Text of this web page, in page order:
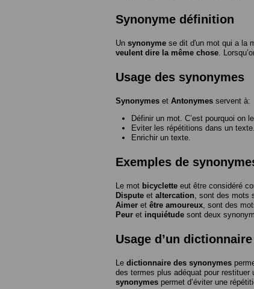
Synonyme définition
Un synonyme se dit d'un mot qui a la
veulent dire la même chose .
Usage des synonymes
Synonymes et Antonymes servent à:
Définir un mot. C’est pourquoi on
Eviter les répétitions dans un texte.
Enrichir un texte.
Exemples de
Le mot bicyclette eut être considéré
Dispute et altercation , sont des mots
Aimer et être amoureux , sont des
Peur et inquiétude sont deux
Usage d’un
Le dictionnaire des synonymes
des termes plus adéquat pour
synonymes permet d’éviter une